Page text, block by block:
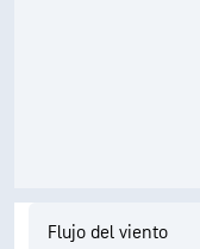
Flujo del viento